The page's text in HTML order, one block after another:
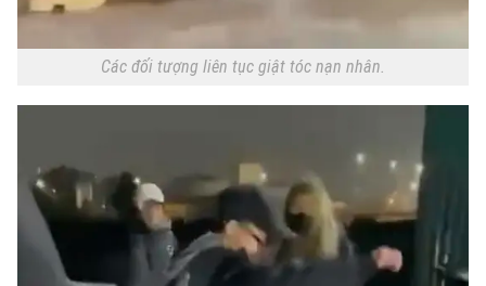
Các đối tượng liên tục giật tóc nạn nhân.